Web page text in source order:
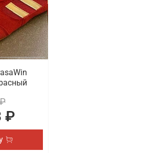
На выбор доступны разные
оформленных онлайн покупок
₽